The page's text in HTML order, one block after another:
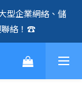
享免運優惠！
型企業網絡、儲
聯絡！☎️
享免運優惠！